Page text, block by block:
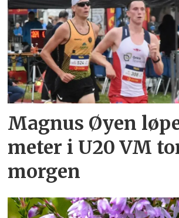
Magnus Øyen
meter i U20 VM
morgen